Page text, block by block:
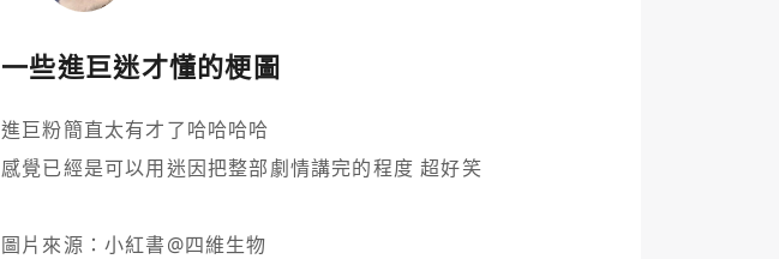
一些進巨迷才懂的梗圖
進巨粉簡直太有才了哈哈哈哈
感覺已經是可以用迷因把整部劇情講完的程度 超好笑
圖片來源：小紅書@四維生物